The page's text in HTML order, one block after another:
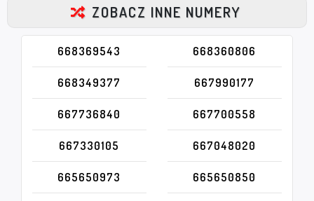
ZOBACZ INNE NUMERY
668369543 668360806
668349377 667990177
667736840 667700558
667330105 667048020
665650973 665650850